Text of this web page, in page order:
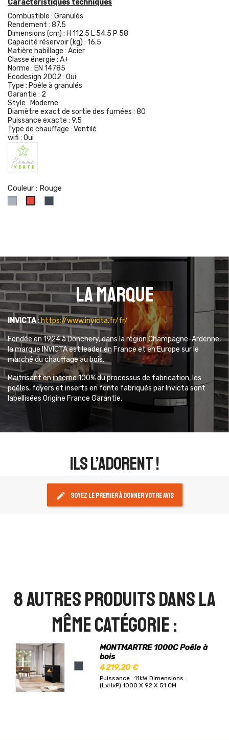
Caractéristiques techniques
Combustible : Granulés
Rendement : 87.5
Dimensions (cm) : H 112.5 L 54.5 P 58
Capacité réservoir (kg) : 16.5
Matière habillage : Acier
Classe énergie : A+
Norme : EN 14785
Ecodesign 2002 : Oui
Type : Poêle à granulés
Garantie : 2
Style : Moderne
Diamètre exact de sortie des fumées : 80
Puissance exacte : 9.5
Type de chauffage : Ventilé
wifi : Oui
Couleur : Rouge
La marque
INVICTA:https://www.invicta.fr/fr/
Fondée en 1924 à Donchery, dans la région Champagne-Ardenne,
la marque INVICTA est leader en France et en Europe sur le
marché du chauffage au bois.
Maitrisant en interne 100% du processus de fabrication, les
poêles, foyers et inserts en fonte fabriqués par Invicta sont
labellisées Origine France Garantie.
ils l’adorent !
edit Soyez le premier à donner votre avis
8 autres produits dans la
même catégorie :
MONTMARTRE 1000C Poêle à
bois
4 219,20 €
Puissance : 11kW Dimensions :
(LxHxP) 1000 X 92 X 51 CM